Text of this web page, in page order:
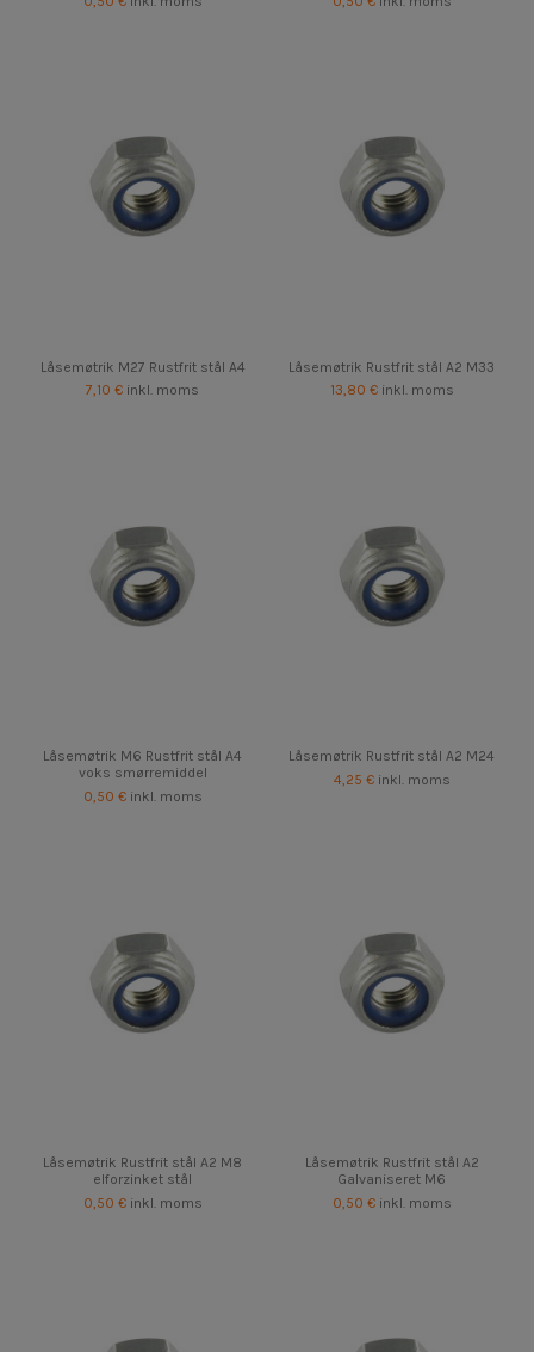
Låsemøtrik M27 Rustfrit stål A4
7,10 € inkl. moms
Låsemøtrik Rustfrit stål A2 M33
13,80 € inkl. moms
Låsemøtrik M6 Rustfrit stål A4
voks smørremiddel
0,50 € inkl. moms
Låsemøtrik Rustfrit stål A2 M24
4,25 € inkl. moms
Låsemøtrik Rustfrit stål A2 M8
elforzinket stål
0,50 € inkl. moms
Låsemøtrik Rustfrit stål A2
Galvaniseret M6
0,50 € inkl. moms